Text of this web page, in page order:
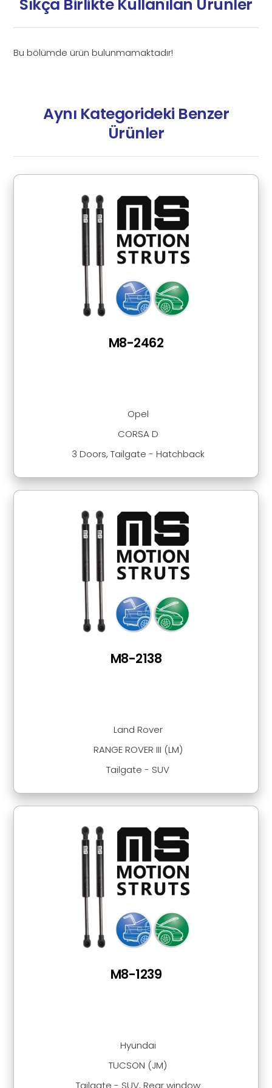
Sıkça Birlikte Kullanılan Ürünler
Bu bölümde ürün bulunmamaktadır!
Aynı Kategorideki Benzer
Ürünler
Opel
CORSA D
3 Doors, Tailgate - Hatchback
M8-2462
Land Rover
RANGE ROVER III (LM)
Tailgate - SUV
M8-2138
Hyundai
TUCSON (JM)
M8-1239